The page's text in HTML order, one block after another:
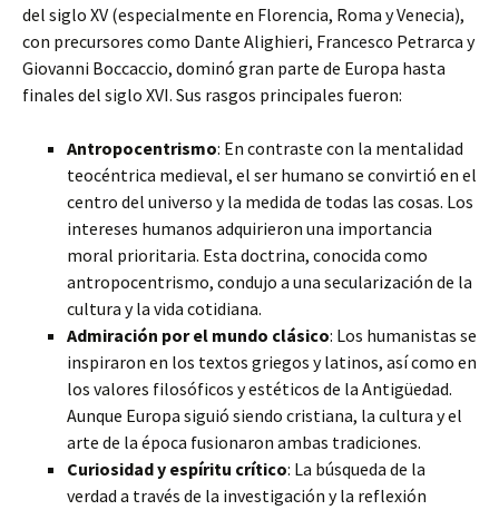
del siglo XV (especialmente en Florencia, Roma y Venecia),
con precursores como Dante Alighieri, Francesco Petrarca y
Giovanni Boccaccio, dominó gran parte de Europa hasta
finales del siglo XVI. Sus rasgos principales fueron:
Antropocentrismo: En contraste con la mentalidad
teocéntrica medieval, el ser humano se convirtió en el
centro del universo y la medida de todas las cosas. Los
intereses humanos adquirieron una importancia
moral prioritaria. Esta doctrina, conocida como
antropocentrismo, condujo a una secularización de la
cultura y la vida cotidiana.
Admiración por el mundo clásico: Los humanistas se
inspiraron en los textos griegos y latinos, así como en
los valores filosóficos y estéticos de la Antigüedad.
Aunque Europa siguió siendo cristiana, la cultura y el
arte de la época fusionaron ambas tradiciones.
Curiosidad y espíritu crítico: La búsqueda de la
verdad a través de la investigación y la reflexión